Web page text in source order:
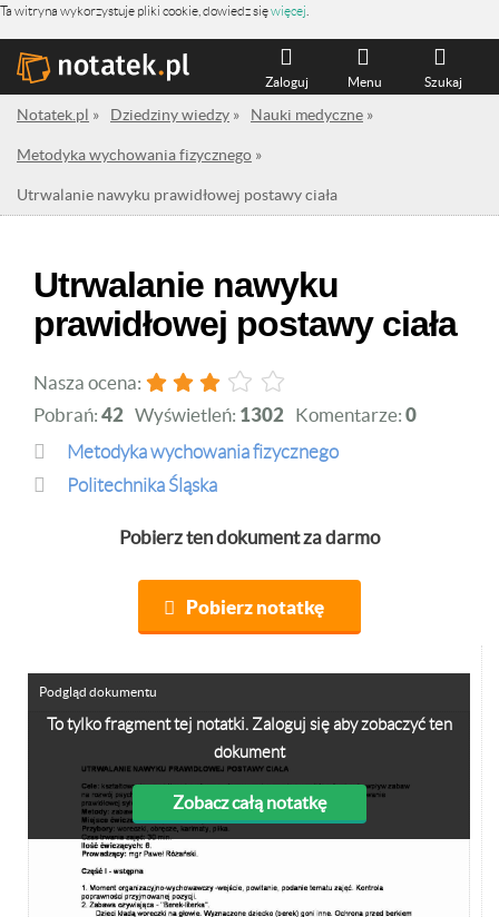
Ta witryna wykorzystuje pliki cookie, dowiedz sięwięcej
Szukaj
Menu
Zaloguj
Notatek.pl » Dziedziny wiedzy » Nauki medyczne »
Metodyka wychowania fizycznego »
Utrwalanie nawyku prawidłowej postawy ciała
Utrwalanie nawyku
prawidłowej postawy ciała
Nasza ocena:
Pobrań: 42 Wyświetleń: 1302 Komentarze: 0
Metodyka wychowania fizycznego
Politechnika Śląska
Pobierz ten dokument za darmo
Pobierz notatkę
To tylko fragment tej notatki. Zaloguj się aby zobaczyć ten
dokument
Zobacz całą notatkę
Podgląd dokumentu